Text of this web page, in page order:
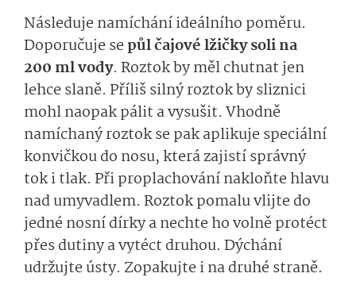
Následuje namíchání ideálního poměru.
Doporučuje sepůl čajové lžičky soli na
200 ml vody. Roztok by měl chutnat jen
lehce slaně. Příliš silný roztok by sliznici
mohl naopak pálit a vysušit. Vhodně
namíchaný roztok se pak aplikuje speciální
konvičkou do nosu, která zajistí správný
tok i tlak. Při proplachování nakloňte hlavu
nad umyvadlem. Roztok pomalu vlijte do
jedné nosní dírky a nechte ho volně protéct
přes dutiny a vytéct druhou. Dýchání
udržujte ústy. Zopakujte i na druhé straně.